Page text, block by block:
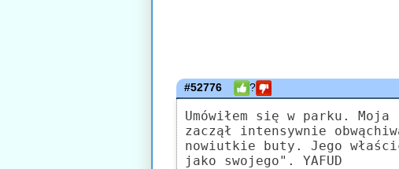
#52776 ?
Umówiłem się w parku.
zaczął intensywnie
nowiutkie buty. Jego
jako swojego". YAFUD